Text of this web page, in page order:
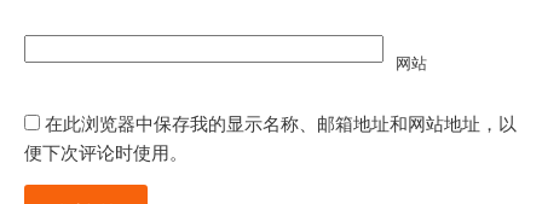
网站
在此浏览器中保存我的显示名称、邮箱地址和网站地址，以
便下次评论时使用。